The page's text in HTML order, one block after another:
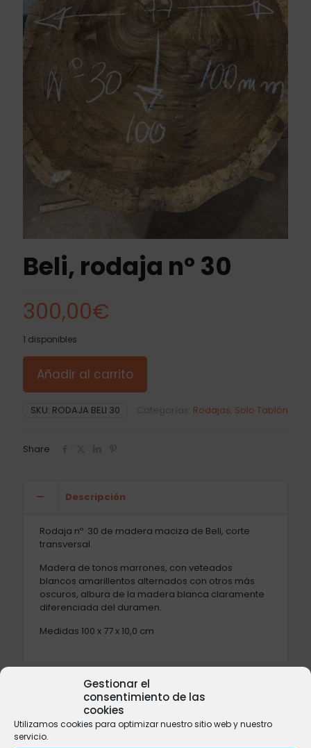
Gestionar el
consentimiento de las
cookies
Utilizamos cookies para optimizar nuestro sitio web y nuestro
servicio.
Beli, rodaja nº 30
300,00€
1 disponibles
Añadir al carrito
SKU: RODAJA BELI 30 Rodajas Solo Tablón
Share
Descripción
Rodaja nº 30 de madera maciza de Beli, corte
transversal.
Madera de tonos marrones, con veteados
blancos amarillentos alternados con otros más
oscuros, albura de la madera blanca claramente
diferenciada del duramen.
Medidas 100 x 77 x 10,0 cm
Productos relacionados